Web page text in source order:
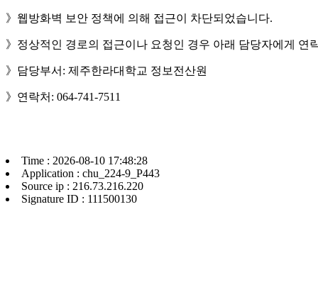
》웹방화벽 보안 정책에 의해 접근이 차단되었습니다.
》정상적인 경로의 접근이나 요청인 경우 아래 담당자에게 연
》담당부서: 제주한라대학교 정보전산원
》연락처: 064-741-7511
Time : 2026-08-10 17:48:28
Application : chu_224-9_P443
Source ip : 216.73.216.220
Signature ID : 111500130